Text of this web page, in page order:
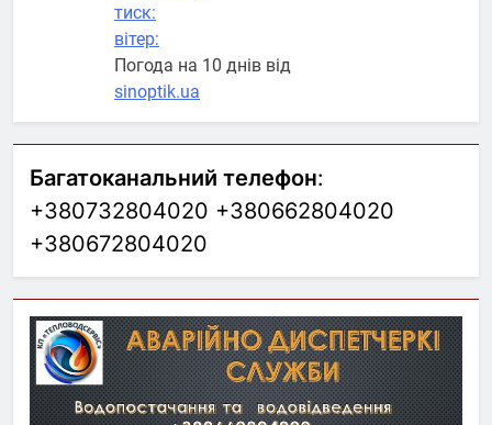
тиск:
вітер:
Погода на 10 днів від
sinoptik.ua
Багатоканальний телефон:
+380732804020 +380662804020
+380672804020